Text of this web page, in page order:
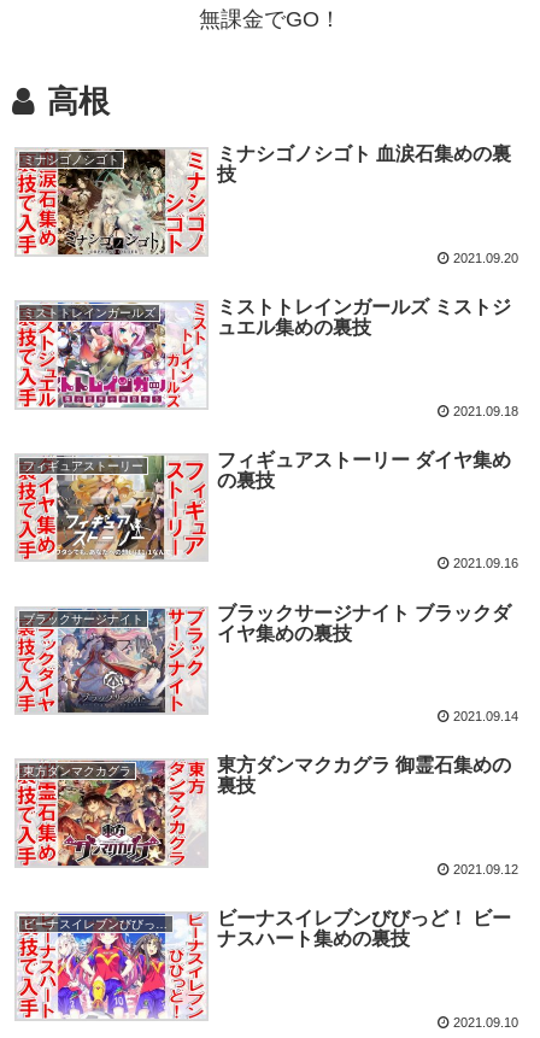
無課金でGO！
高根
ミナシゴノシゴト
ミナシゴノシゴト 血涙石集めの裏
技
2021.09.20
ミストトレインガールズ
ミストトレインガールズ ミストジ
ュエル集めの裏技
2021.09.18
フィギュアストーリー
フィギュアストーリー ダイヤ集め
の裏技
2021.09.16
ブラックサージナイト
ブラックサージナイト ブラックダ
イヤ集めの裏技
2021.09.14
東方ダンマクカグラ
東方ダンマクカグラ 御霊石集めの
裏技
2021.09.12
ビーナスイレブンびびっど！ ビー
ナスハート集めの裏技
2021.09.10